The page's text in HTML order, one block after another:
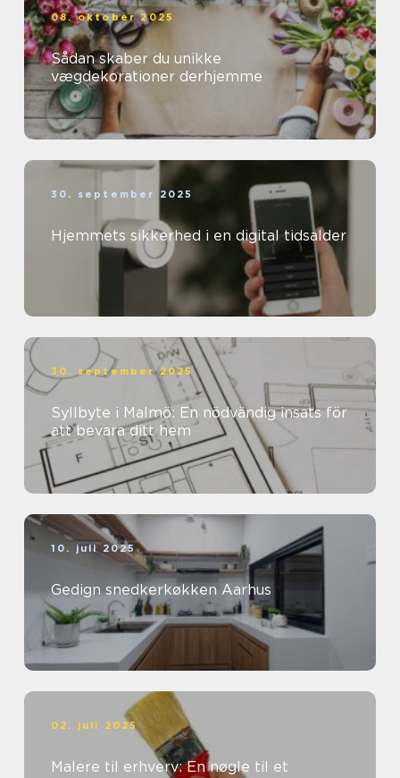
08. oktober 2025
Sådan skaber du unikke
vægdekorationer derhjemme
30. september 2025
Hjemmets sikkerhed i en digital tidsalder
30. september 2025
Syllbyte i Malmö: En nödvändig insats för
att bevara ditt hem
10. juli 2025
Gedign snedkerkøkken Aarhus
02. juli 2025
Malere til erhverv: En nøgle til et